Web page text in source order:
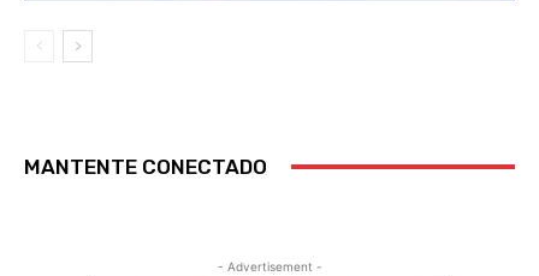
MANTENTE CONECTADO
- Advertisement -